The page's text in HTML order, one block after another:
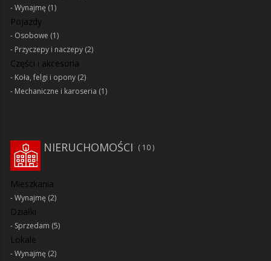
Wynajmę (1)
Pojazdy
Osobowe (1)
Przyczepy i naczepy (2)
Części i akcesoria
Koła, felgi i opony (2)
Mechaniczne i karoseria (1)
NIERUCHOMOŚCI 10
Mieszkania
Wynajmę (2)
Działki
Sprzedam (5)
Lokale
Wynajmę (2)